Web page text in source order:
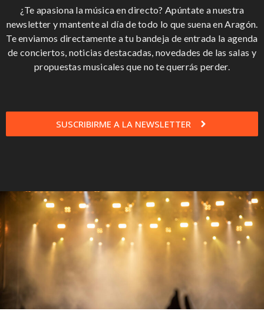
¿Te apasiona la música en directo? Apúntate a nuestra
newsletter y mantente al día de todo lo que suena en Aragón.
Te enviamos directamente a tu bandeja de entrada la agenda
de conciertos, noticias destacadas, novedades de las salas y
propuestas musicales que no te querrás perder.
SUSCRIBIRME A LA NEWSLETTER